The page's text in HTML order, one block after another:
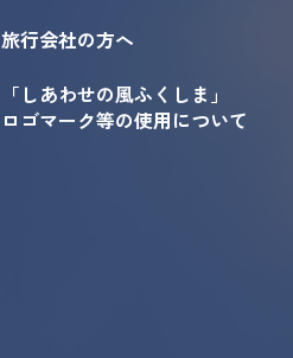
旅行会社の方へ
「しあわせの風ふくしま」
ロゴマーク等の使用について